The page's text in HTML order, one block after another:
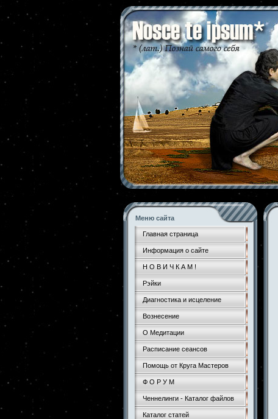
Меню сайта
Главная страница
Информация о сайте
Н О В И Ч К А М !
Рэйки
Диагностика и исцеление
Вознесение
О Медитации
Расписание сеансов
Помощь от Круга Мастеров
Ф О Р У М
Ченнелинги - Каталог файлов
Каталог статей